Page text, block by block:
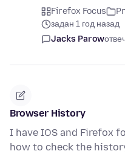
Firefox Focus
задан 1 год назад
Jacks Parow
Browser History
I have IOS and Firefox
how to check the